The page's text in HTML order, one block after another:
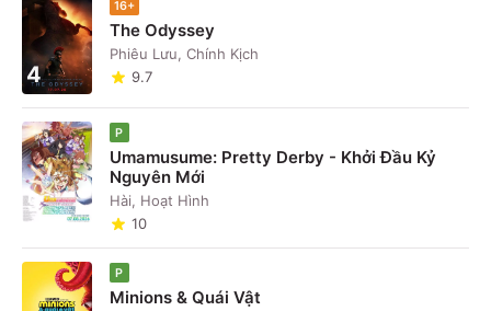
4
16+
The Odyssey
Phiêu Lưu, Chính Kịch
9.7
5
P
Umamusume: Pretty Derby - Khởi Đầu Kỷ
Nguyên Mới
Hài, Hoạt Hình
10
P
Minions & Quái Vật